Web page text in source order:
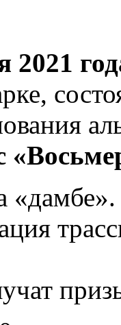
2021
«дамбе».